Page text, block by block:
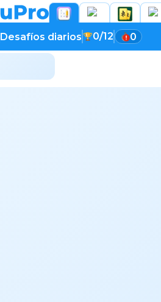
Desafíos diarios 0/12 0